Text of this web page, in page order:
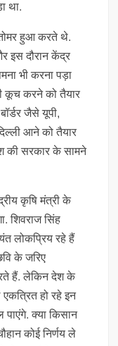
था.
हुआ करते थे.
इस दौरान केंद्र
भी करना पड़ा
कूच करने को तैयार
जैसे यूपी,
आने को तैयार
की सरकार के सामने
कृषि मंत्री के
शिवराज सिंह
लोकप्रिय रहे हैं
के जरिए
हैं. लेकिन देश के
हो रहे इन
पाएंगे. क्या किसान
कोई निर्णय ले